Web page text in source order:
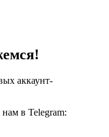
аккаунт-
в Telegram: